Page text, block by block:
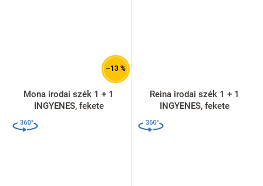
–13 %
Mona irodai szék 1 + 1
INGYENES, fekete
Reina irodai szék 1 + 1
INGYENES, fekete